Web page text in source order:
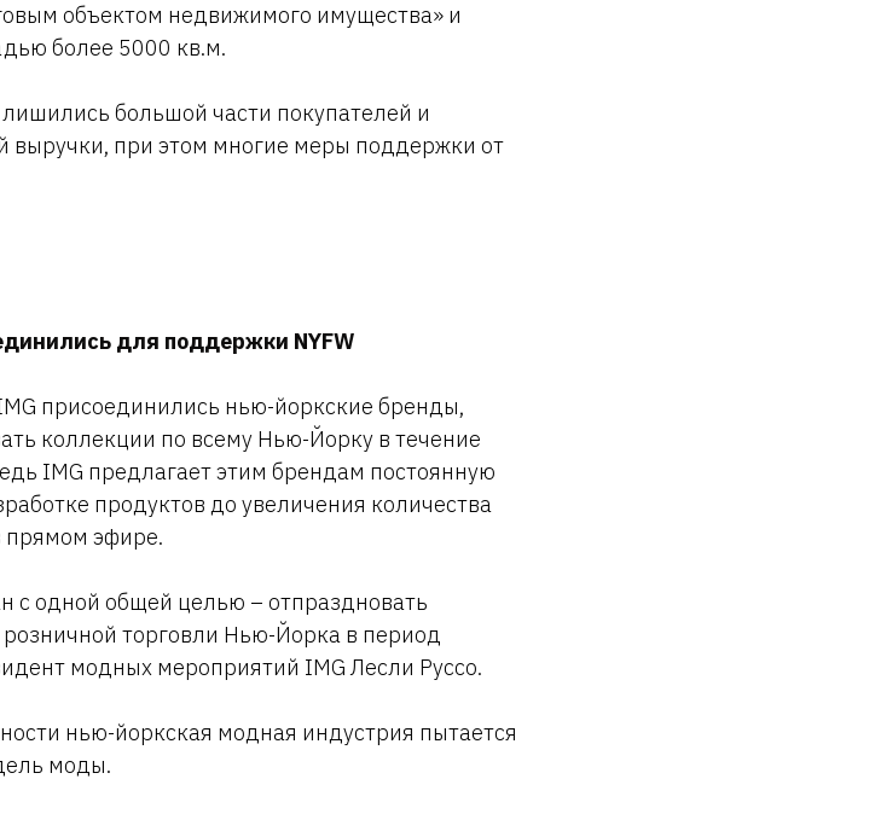
объектом недвижимого имущества» и
более 5000 кв.м.
большой части покупателей и
выручки, при этом многие меры поддержки от
для поддержки NYFW
присоединились нью-йоркские бренды,
коллекции по всему Нью-Йорку в течение
IMG предлагает этим брендам постоянную
продуктов до увеличения количества
прямом эфире.
с одной общей целью – отпраздновать
торговли Нью-Йорка в период
модных мероприятий IMG Лесли Руссо.
нью-йоркская модная индустрия пытается
моды.